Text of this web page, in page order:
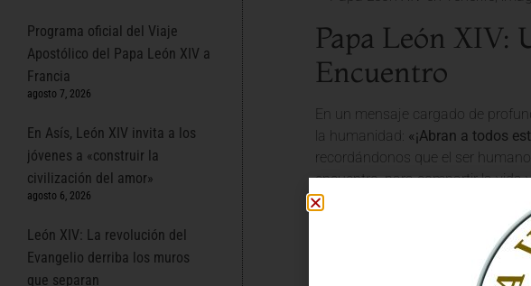
Programa oficial del Viaje
Apostólico del Papa León XIV a
Francia
agosto 7, 2026
En Asís, León XIV invita a los
jóvenes a «construir la
civilización del amor»
agosto 6, 2026
León XIV: La revolución del
Evangelio derriba los muros
que separan
Papa León XIV:
Encuentro
En un mensaje cargado de
la humanidad: «¡Abran a todos
recordándonos que el ser
encuentro, para compartir la vida
La Iglesia
, bajo la guía